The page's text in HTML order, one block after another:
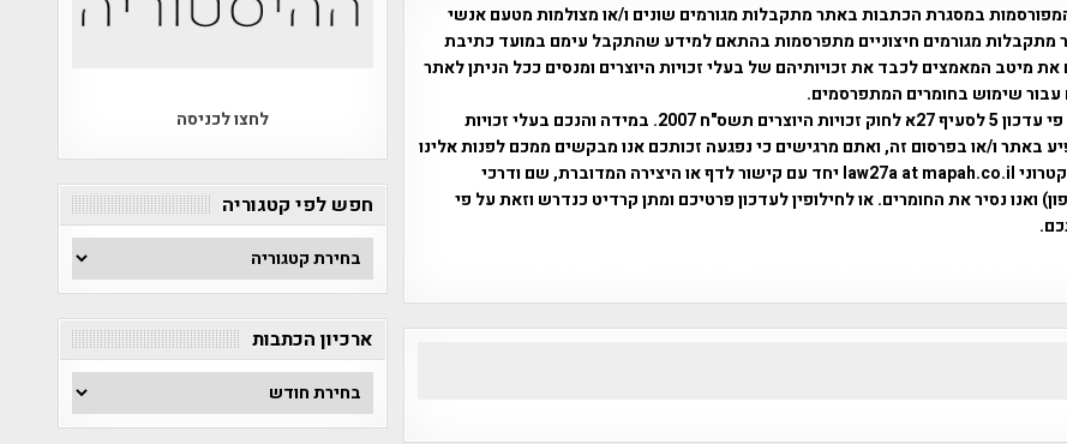
במסגרת הכתבות באתר מתקבלות מגורמים שונים ו/או מצולמות מטעם אנשי
מתקבלות מגורמים חיצוניים מתפרסמות בהתאם למידע שהתקבל עימם במועד כתיבת
מיטב המאמצים לכבד את זכויותיהם של בעלי זכויות היוצרים ומנסים ככל הניתן לאתר
עבור שימוש בחומרים המתפרסמים.
השימוש נעשה על פי עדכון 5 לסעיף 27א לחוק זכויות היוצרים תשס"ח 2007. במידה והנכם בעלי זכויות
באתר ו/או בפרסום זה, ואתם מרגישים כי נפגעה זכותכם אנו מבקשים ממכם לפנות אלינו
באמצעות דואר אלקטרוני law27a at mapah.co.il יחד עם קישור לדף או היצירה המדוברת, שם ודרכי
ואנו נסיר את החומרים. או לחילופין לעדכון פרטיכם ומתן קרדיט כנדרש וזאת על פי
לחצו לכניסה
חפש לפי קטגוריה
חפש
לפי
קטגוריה
ארכיון הכתבות
ארכיון
הכתבות